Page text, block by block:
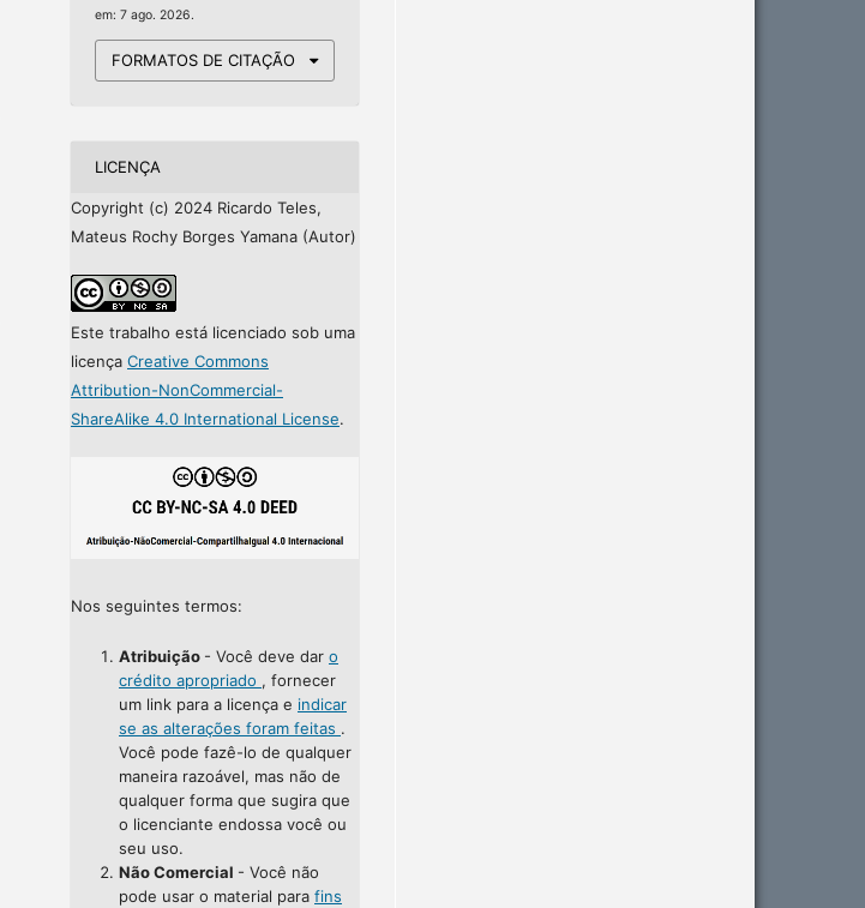
em: 7 ago. 2026.
FORMATOS DE CITAÇÃO
LICENÇA
Copyright (c) 2024 Ricardo Teles,
Mateus Rochy Borges Yamana (Autor)
Este trabalho está licenciado sob uma
licença Creative Commons
Attribution-NonCommercial-
ShareAlike 4.0 International License.
Nos seguintes termos:
Atribuição - Você deve dar o
crédito apropriado , fornecer
um link para a licença e indicar
se as alterações foram feitas .
Você pode fazê-lo de qualquer
maneira razoável, mas não de
qualquer forma que sugira que
o licenciante endossa você ou
seu uso.
Não Comercial - Você não
pode usar o material para fins